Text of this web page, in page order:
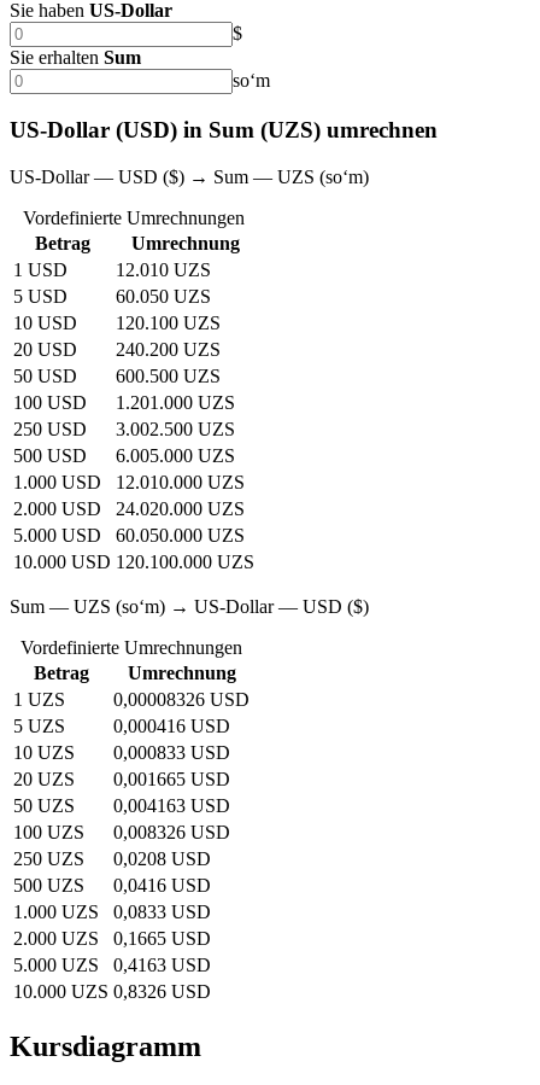
Sie haben US-Dollar
$
Sie erhalten Sum
soʻm
US-Dollar (USD) in Sum (UZS) umrechnen
US-Dollar — USD ($) → Sum — UZS (soʻm)
Vordefinierte Umrechnungen
Betrag
Umrechnung
1 USD
12.010 UZS
5 USD
60.050 UZS
10 USD
120.100 UZS
20 USD
240.200 UZS
50 USD
600.500 UZS
100 USD
1.201.000 UZS
250 USD
3.002.500 UZS
500 USD
6.005.000 UZS
1.000 USD
12.010.000 UZS
2.000 USD
24.020.000 UZS
5.000 USD
60.050.000 UZS
10.000 USD 120.100.000 UZS
Sum — UZS (soʻm) → US-Dollar — USD ($)
Vordefinierte Umrechnungen
Betrag
Umrechnung
1 UZS
0,00008326 USD
5 UZS
0,000416 USD
10 UZS
0,000833 USD
20 UZS
0,001665 USD
50 UZS
0,004163 USD
100 UZS
0,008326 USD
250 UZS
0,0208 USD
500 UZS
0,0416 USD
1.000 UZS
0,0833 USD
2.000 UZS
0,1665 USD
5.000 UZS
0,4163 USD
10.000 UZS 0,8326 USD
Kursdiagramm